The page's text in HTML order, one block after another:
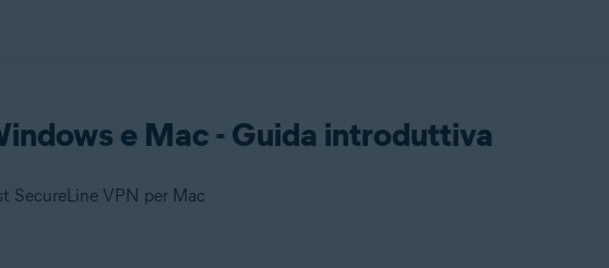
e Mac - Guida introduttiva
SecureLine VPN per Mac